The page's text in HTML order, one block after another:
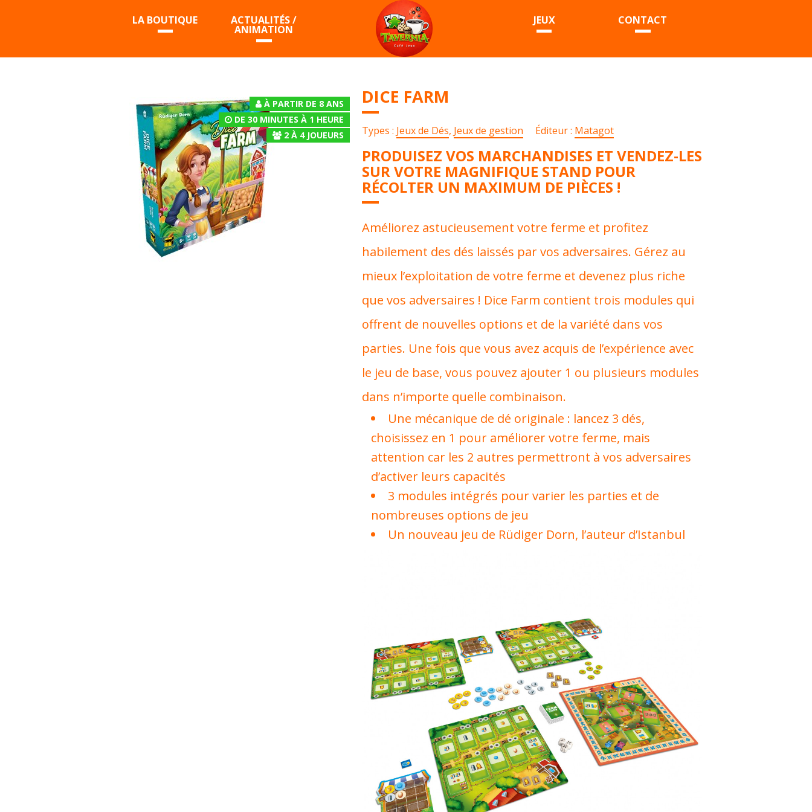
LA BOUTIQUE ACTUALITÉS /
ANIMATION
JEUX CONTACT
À PARTIR DE 8 ANS
DE 30 MINUTES À 1 HEURE
2À 4JOUEURS
DICE FARM
Types : Jeux de Dés, Jeux de gestion Éditeur : Matagot
PRODUISEZ VOS MARCHANDISES ET VENDEZ-LES
SUR VOTRE MAGNIFIQUE STAND POUR
RÉCOLTER UN MAXIMUM DE PIÈCES !
Améliorez astucieusement votre ferme et profitez
habilement des dés laissés par vos adversaires. Gérez au
mieux l’exploitation de votre ferme et devenez plus riche
que vos adversaires ! Dice Farm contient trois modules qui
offrent de nouvelles options et de la variété dans vos
parties. Une fois que vous avez acquis de l’expérience avec
le jeu de base, vous pouvez ajouter 1 ou plusieurs modules
dans n’importe quelle combinaison.
Une mécanique de dé originale : lancez 3 dés,
choisissez en 1 pour améliorer votre ferme, mais
attention car les 2 autres permettront à vos adversaires
d’activer leurs capacités
3 modules intégrés pour varier les parties et de
nombreuses options de jeu
Un nouveau jeu de Rüdiger Dorn, l’auteur d’Istanbul